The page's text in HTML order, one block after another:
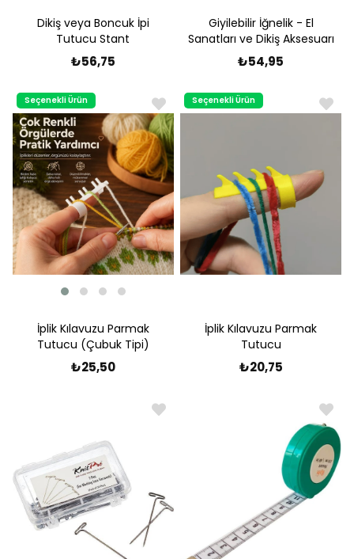
Dikiş veya Boncuk İpi
Tutucu Stant
₺56,75
Giyilebilir İğnelik - El
Sanatları ve Dikiş Aksesuarı
₺54,95
İplik Kılavuzu Parmak
Tutucu (Çubuk Tipi)
₺25,50
Seçenekli Ürün
İplik Kılavuzu Parmak
Tutucu
₺20,75
Seçenekli Ürün